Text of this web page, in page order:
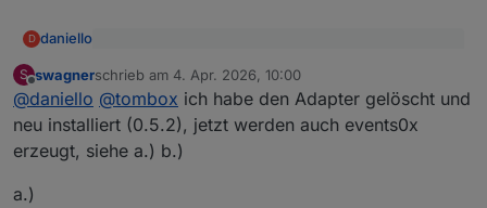
D daniello
@daniellodann mal ein debug log per mail
tombox2020@gmail.com
debug angeworfen .. runter vor die cam und wieder
hoch .. und in eine mail kopiert.
Geht das so?
S
Offline
swagnerschrieb am 4. Apr. 2026, 10:00
zuletzt editiert von
@daniello @tombox ich habe den Adapter gelöscht und
neu installiert (0.5.2), jetzt werden auch events0x
erzeugt, siehe a.) b.)
a.)